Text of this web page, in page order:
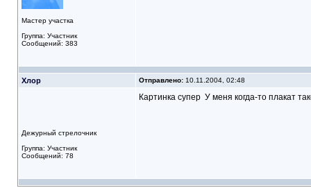
Мастер участка
Группа: Участник
Сообщений: 383
Хлор Отправлено:10.11.2004, 02:48
Дежурный стрелочник
Группа: Участник
Сообщений: 78
Картинка супер У меня когда-то плакат